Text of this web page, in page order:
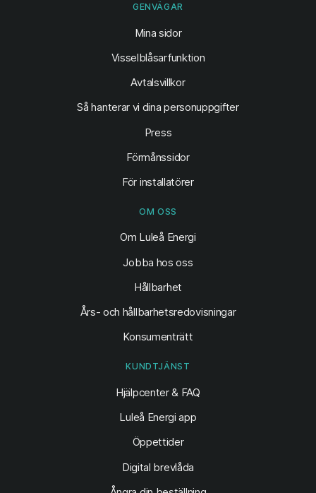
GENVÄGAR
Mina sidor(öppnas i ny flik)
Visselblåsarfunktion
Avtalsvillkor
Så hanterar vi dina personuppgifter
Press
Förmånssidor
För installatörer
OM OSS
Om Luleå Energi
Jobba hos oss
Hållbarhet
Års- och hållbarhetsredovisningar
Konsumenträtt
KUNDTJÄNST
Hjälpcenter & FAQ
Luleå Energi app
Öppettider
Digital brevlåda